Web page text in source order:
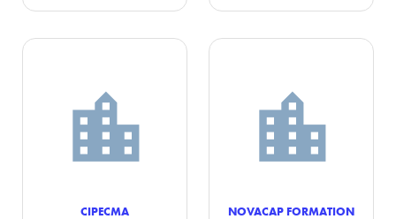
CIPECMA NOVACAP FORMATION